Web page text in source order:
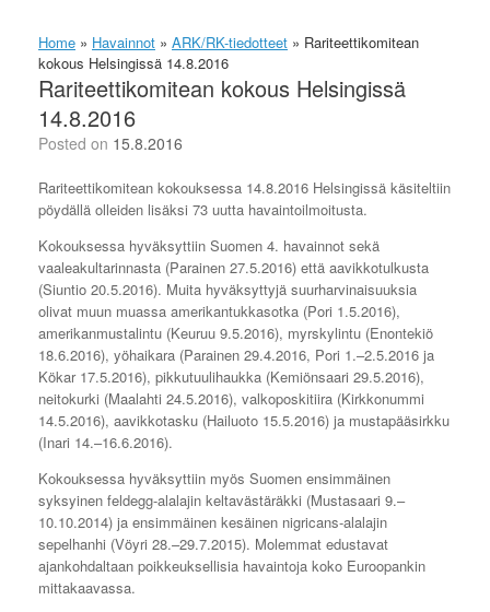
Home » Havainnot » ARK/RK-tiedotteet » Rariteettikomitean
kokous Helsingissä 14.8.2016
Rariteettikomitean kokous Helsingissä
14.8.2016
Posted on 15.8.2016
Rariteettikomitean kokouksessa 14.8.2016 Helsingissä käsiteltiin
pöydällä olleiden lisäksi 73 uutta havaintoilmoitusta.
Kokouksessa hyväksyttiin Suomen 4. havainnot sekä
vaaleakultarinnasta (Parainen 27.5.2016) että aavikkotulkusta
(Siuntio 20.5.2016). Muita hyväksyttyjä suurharvinaisuuksia
olivat muun muassa amerikantukkasotka (Pori 1.5.2016),
amerikanmustalintu (Keuruu 9.5.2016), myrskylintu (Enontekiö
18.6.2016), yöhaikara (Parainen 29.4.2016, Pori 1.–2.5.2016 ja
Kökar 17.5.2016), pikkutuulihaukka (Kemiönsaari 29.5.2016),
neitokurki (Maalahti 24.5.2016), valkoposkitiira (Kirkkonummi
14.5.2016), aavikkotasku (Hailuoto 15.5.2016) ja mustapääsirkku
(Inari 14.–16.6.2016).
Kokouksessa hyväksyttiin myös Suomen ensimmäinen
syksyinen feldegg-alalajin keltavästäräkki (Mustasaari 9.–
10.10.2014) ja ensimmäinen kesäinen nigricans-alalajin
sepelhanhi (Vöyri 28.–29.7.2015). Molemmat edustavat
ajankohdaltaan poikkeuksellisia havaintoja koko Euroopankin
mittakaavassa.